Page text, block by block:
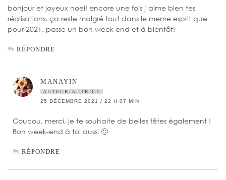
bonjour et joyeux noel! encore une fois j’aime bien tes
réalisations. ça reste malgré tout dans le meme esprit que
pour 2021. passe un bon week end et à bientôt!
RÉPONDRE
MANAYIN
AUTEUR/AUTRICE
25 DÉCEMBRE 2021 / 22 H 07 MIN
Coucou, merci, je te souhaite de belles fêtes également !
Bon week-end à toi aussi 🙂
RÉPONDRE